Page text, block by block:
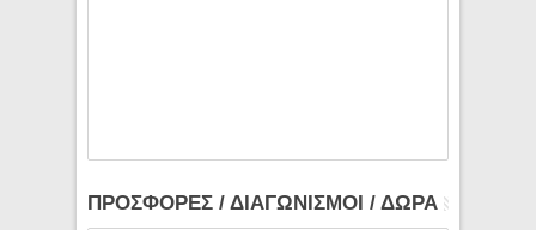
ΠΡΟΣΦΟΡΕΣ / ΔΙΑΓΩΝΙΣΜΟΙ / ΔΩΡΑ